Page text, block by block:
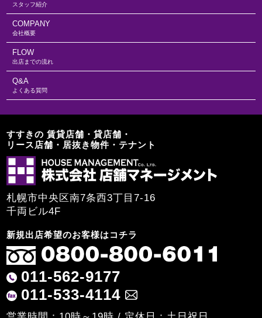
スタッフ紹介
会社概要
COMPANY
出店までの流れ
FLOW
よくある質問
Q&A
すすきの 賃貸店舗・貸店舗・
リース店舗・居抜き物件・テナント
札幌市中央区南7条西3丁目7-16
千両ビル4F
新規出店希望のお客様はコチラ
011-562-9177
011-533-4114